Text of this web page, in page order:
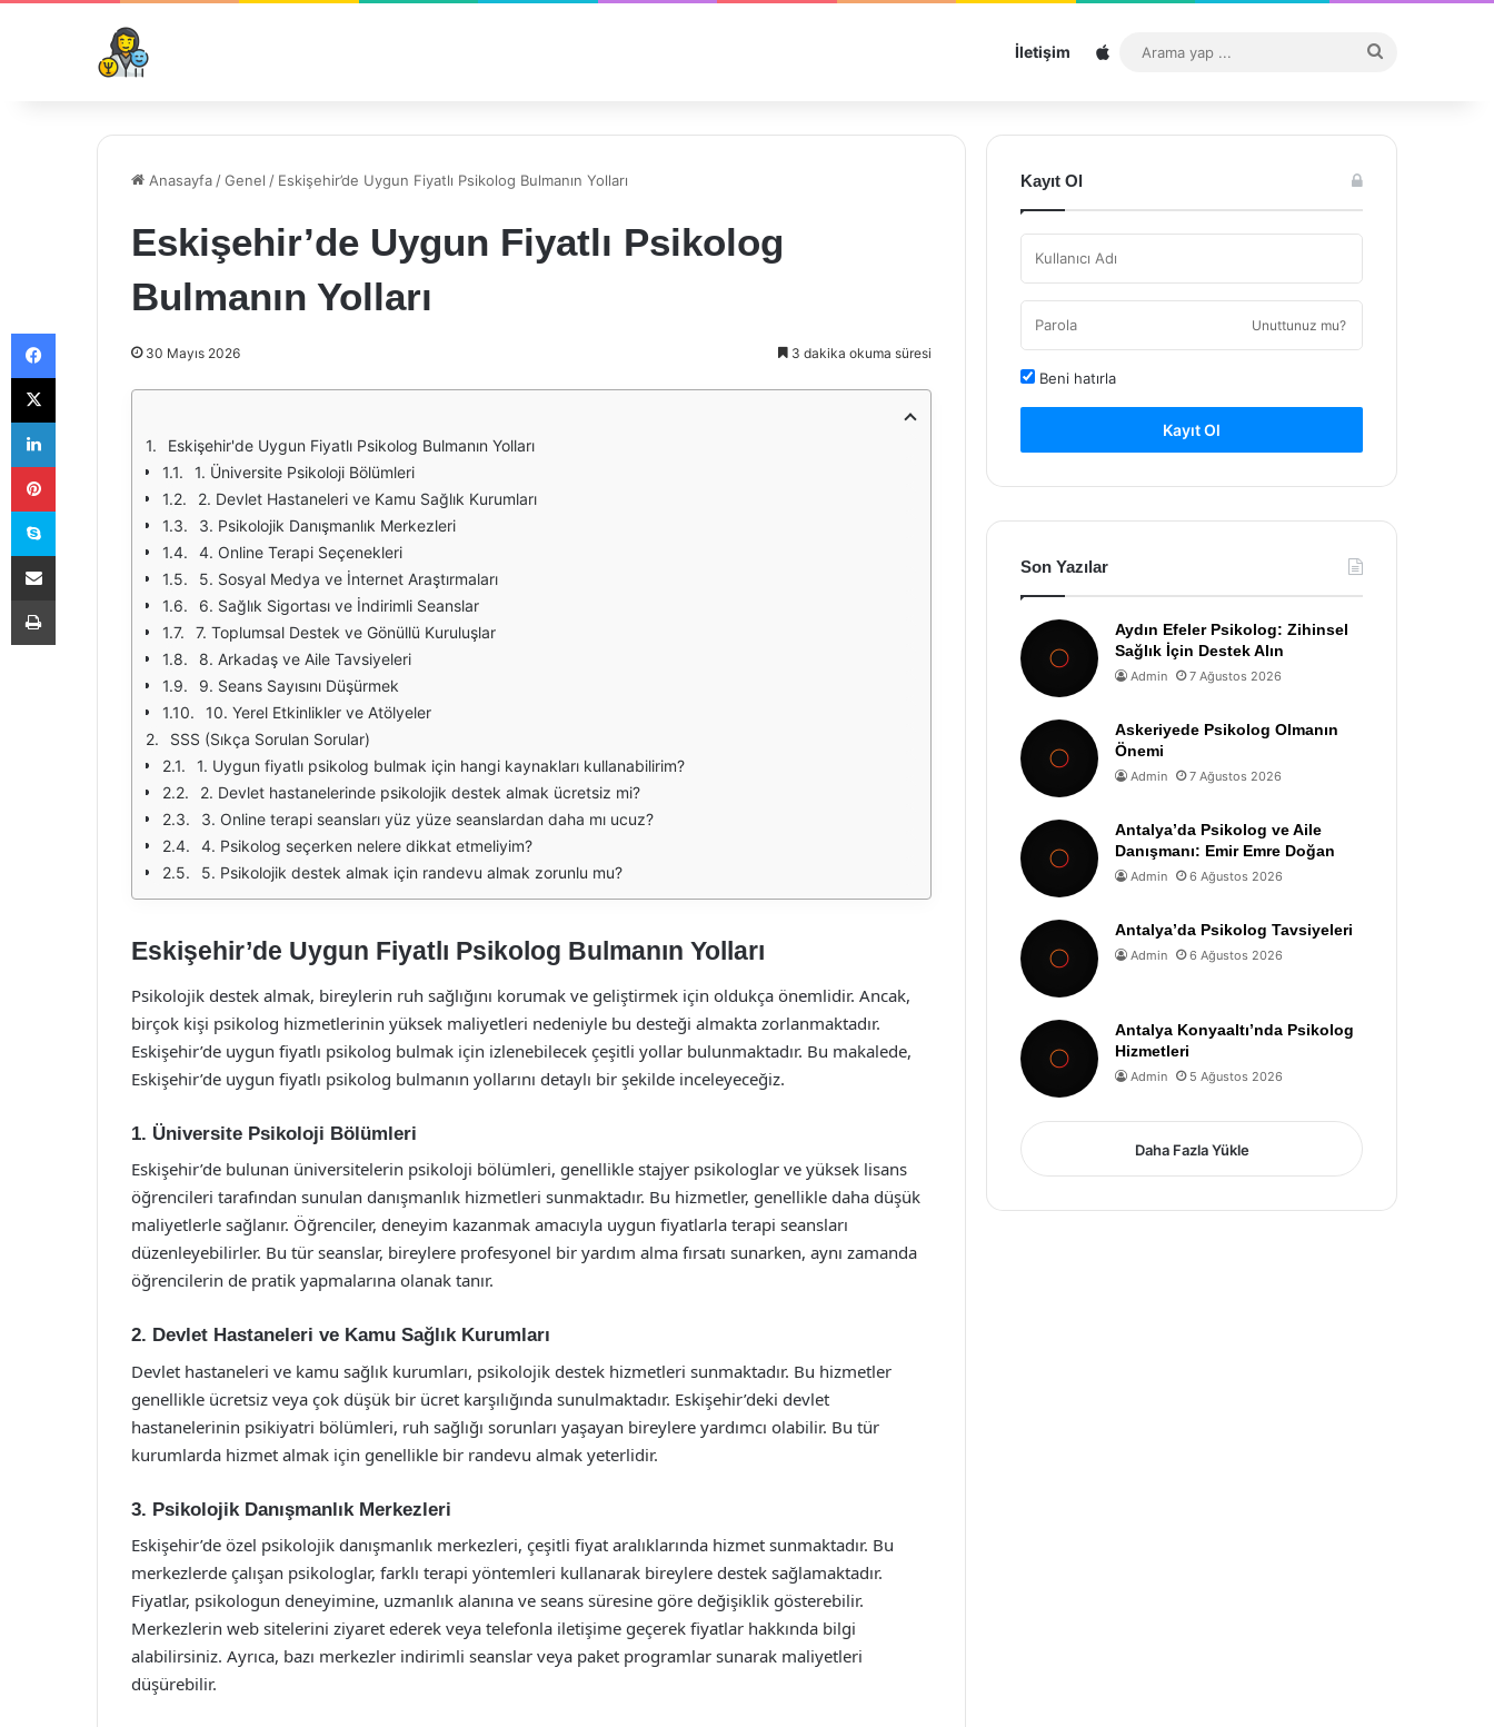
İletişim Sitemap
...
Anasayfa /Genel / Eskişehir’de Uygun Fiyatlı Psikolog Bulmanın Yolları
Eskişehir’de Uygun Fiyatlı Psikolog
Bulmanın Yolları
30 Mayıs 2026 3 dakika okuma süresi
Eskişehir'de Uygun Fiyatlı Psikolog Bulmanın Yolları
1. Üniversite Psikoloji Bölümleri
2. Devlet Hastaneleri ve Kamu Sağlık Kurumları
3. Psikolojik Danışmanlık Merkezleri
4. Online Terapi Seçenekleri
5. Sosyal Medya ve İnternet Araştırmaları
6. Sağlık Sigortası ve İndirimli Seanslar
7. Toplumsal Destek ve Gönüllü Kuruluşlar
8. Arkadaş ve Aile Tavsiyeleri
9. Seans Sayısını Düşürmek
10. Yerel Etkinlikler ve Atölyeler
SSS (Sıkça Sorulan Sorular)
1. Uygun fiyatlı psikolog bulmak için hangi kaynakları kullanabilirim?
2. Devlet hastanelerinde psikolojik destek almak ücretsiz mi?
3. Online terapi seansları yüz yüze seanslardan daha mı ucuz?
4. Psikolog seçerken nelere dikkat etmeliyim?
5. Psikolojik destek almak için randevu almak zorunlu mu?
Eskişehir’de Uygun Fiyatlı Psikolog Bulmanın Yolları
Psikolojik destek almak, bireylerin ruh sağlığını korumak ve geliştirmek için oldukça önemlidir. Ancak,
birçok kişi psikolog hizmetlerinin yüksek maliyetleri nedeniyle bu desteği almakta zorlanmaktadır.
Eskişehir’de uygun fiyatlı psikolog bulmak için izlenebilecek çeşitli yollar bulunmaktadır. Bu makalede,
Eskişehir’de uygun fiyatlı psikolog bulmanın yollarını detaylı bir şekilde inceleyeceğiz.
1. Üniversite Psikoloji Bölümleri
Eskişehir’de bulunan üniversitelerin psikoloji bölümleri, genellikle stajyer psikologlar ve yüksek lisans
öğrencileri tarafından sunulan danışmanlık hizmetleri sunmaktadır. Bu hizmetler, genellikle daha düşük
maliyetlerle sağlanır. Öğrenciler, deneyim kazanmak amacıyla uygun fiyatlarla terapi seansları
düzenleyebilirler. Bu tür seanslar, bireylere profesyonel bir yardım alma fırsatı sunarken, aynı zamanda
öğrencilerin de pratik yapmalarına olanak tanır.
2. Devlet Hastaneleri ve Kamu Sağlık Kurumları
Devlet hastaneleri ve kamu sağlık kurumları, psikolojik destek hizmetleri sunmaktadır. Bu hizmetler
genellikle ücretsiz veya çok düşük bir ücret karşılığında sunulmaktadır. Eskişehir’deki devlet
hastanelerinin psikiyatri bölümleri, ruh sağlığı sorunları yaşayan bireylere yardımcı olabilir. Bu tür
kurumlarda hizmet almak için genellikle bir randevu almak yeterlidir.
3. Psikolojik Danışmanlık Merkezleri
Eskişehir’de özel psikolojik danışmanlık merkezleri, çeşitli fiyat aralıklarında hizmet sunmaktadır. Bu
merkezlerde çalışan psikologlar, farklı terapi yöntemleri kullanarak bireylere destek sağlamaktadır.
Fiyatlar, psikologun deneyimine, uzmanlık alanına ve seans süresine göre değişiklik gösterebilir.
Merkezlerin web sitelerini ziyaret ederek veya telefonla iletişime geçerek fiyatlar hakkında bilgi
alabilirsiniz. Ayrıca, bazı merkezler indirimli seanslar veya paket programlar sunarak maliyetleri
düşürebilir.
Kayıt Ol
Unuttunuz mu?
Beni hatırla
Kayıt Ol
Son Yazılar
Aydın Efeler Psikolog: Zihinsel
Sağlık İçin Destek Alın
Admin 7 Ağustos 2026
Askeriyede Psikolog Olmanın
Önemi
Admin 7 Ağustos 2026
Antalya’da Psikolog ve Aile
Danışmanı: Emir Emre Doğan
Admin 6 Ağustos 2026
Antalya’da Psikolog Tavsiyeleri
Admin 6 Ağustos 2026
Antalya Konyaaltı’nda Psikolog
Hizmetleri
Admin 5 Ağustos 2026
Daha Fazla Yükle
Facebook
X
LinkedIn
Pinterest
Skype
E-Posta ile paylaş